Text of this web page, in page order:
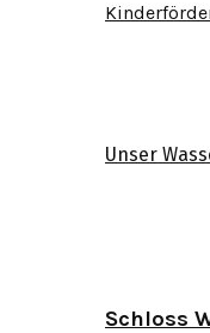
Unser
Schloss